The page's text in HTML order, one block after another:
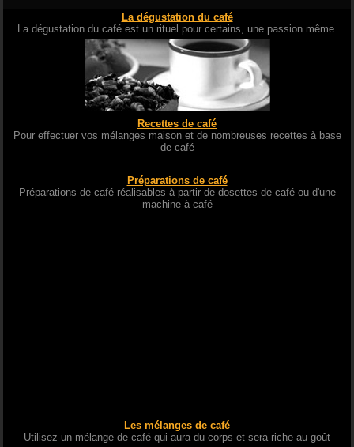
La dégustation du café
La dégustation du café est un rituel pour certains, une passion même.
Recettes de café
Pour effectuer vos mélanges maison et de nombreuses recettes à base
de café
Préparations de café
Préparations de café réalisables à partir de dosettes de café ou d'une
machine à café
Les mélanges de café
Utilisez un mélange de café qui aura du corps et sera riche au goût